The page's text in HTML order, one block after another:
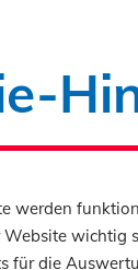
werden
wichtig
für die